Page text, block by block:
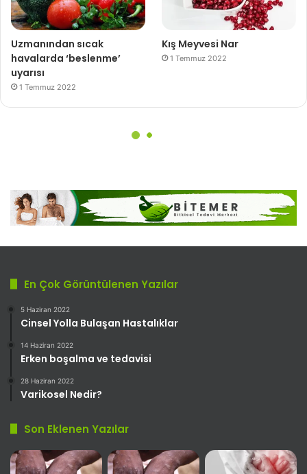
En Çok Görüntülenen Yazılar
5 Haziran 2022
Cinsel Yolla Bulaşan Hastalıklar
14 Haziran 2022
Erken boşalma ve tedavisi
28 Haziran 2022
Varikosel Nedir?
Son Eklenen Yazılar